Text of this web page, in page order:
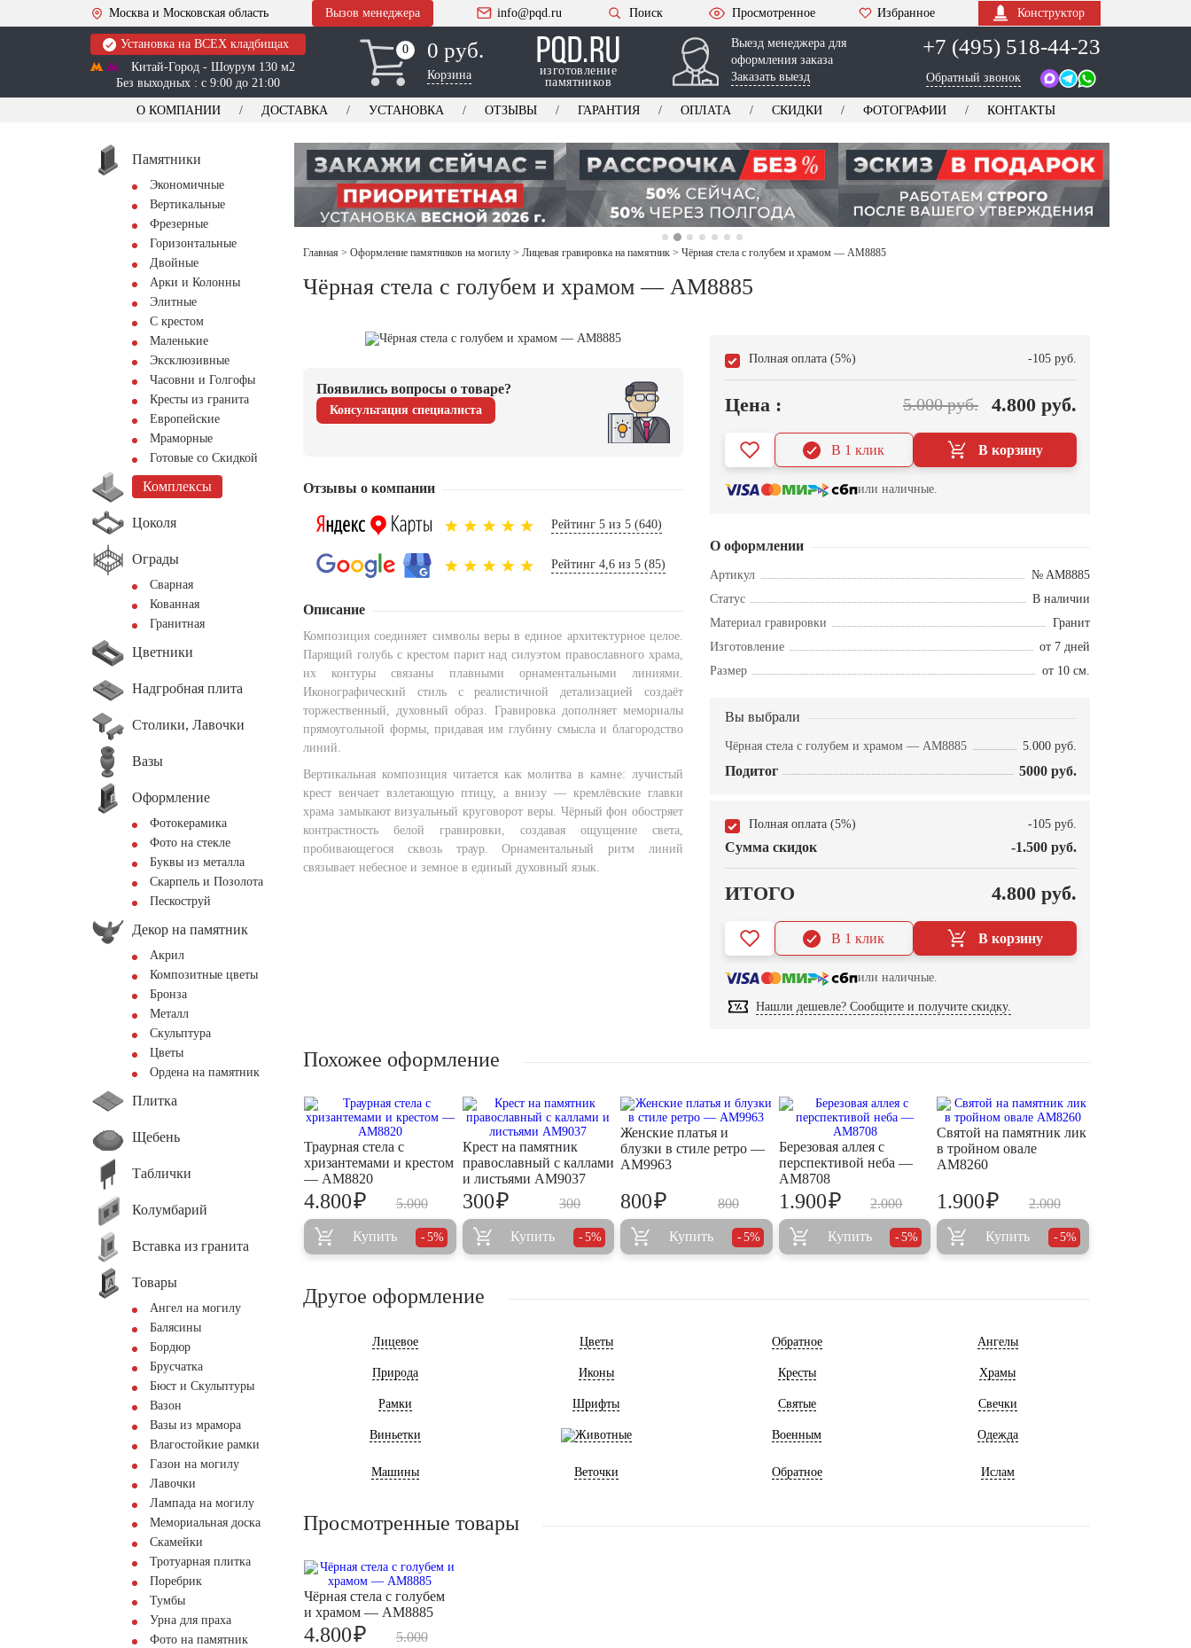
Москва и Московская область Вызов менеджера info@pqd.ru Поиск Просмотренное Избранное Конструктор
Установка на ВСЕХ кладбищах
Китай-Город - Шоурум 130 м2
Без выходных : с 9:00 до 21:00
0
0 0 руб.
Корзина
изготовление
памятников
Выезд менеджера для
оформления заказа
Заказать выезд
+7 (495) 518-44-23
Обратный звонок
О КОМПАНИИ ДОСТАВКА УСТАНОВКА ОТЗЫВЫ ГАРАНТИЯ ОПЛАТА СКИДКИ ФОТОГРАФИИ КОНТАКТЫ
Памятники
Экономичные
Вертикальные
Фрезерные
Горизонтальные
Двойные
Арки и Колонны
Элитные
С крестом
Маленькие
Эксклюзивные
Часовни и Голгофы
Кресты из гранита
Европейские
Мраморные
Готовые со Скидкой
Комплексы
Цоколя
Ограды
Сварная
Кованная
Гранитная
Цветники
Надгробная плита
Столики, Лавочки
Вазы
Оформление
Фотокерамика
Фото на стекле
Буквы из металла
Скарпель и Позолота
Пескоструй
Декор на памятник
Акрил
Композитные цветы
Бронза
Металл
Скульптура
Цветы
Ордена на памятник
Плитка
Щебень
Таблички
Колумбарий
Вставка из гранита
Товары
Ангел на могилу
Балясины
Бордюр
Брусчатка
Бюст и Скульптуры
Вазон
Вазы из мрамора
Влагостойкие рамки
Газон на могилу
Лавочки
Лампада на могилу
Мемориальная доска
Скамейки
Тротуарная плитка
Поребрик
Тумбы
Урна для праха
Фото на памятник
Главная > Оформление памятников на могилу > Лицевая гравировка на памятник > Чёрная стела с голубем и храмом — AM8885
Чёрная стела с голубем и храмом — AM8885
Появились вопросы о товаре?
Консультация специалиста
Отзывы о компании
Рейтинг 5 из 5 (640)
Рейтинг 4,6 из 5 (85)
Описание
Композиция соединяет символы веры в единое архитектурное целое.
Парящий голубь с крестом парит над силуэтом православного храма,
их контуры связаны плавными орнаментальными линиями.
Иконографический стиль с реалистичной детализацией создаёт
торжественный, духовный образ. Гравировка дополняет мемориалы
прямоугольной формы, придавая им глубину смысла и благородство
линий.
Вертикальная композиция читается как молитва в камне: лучистый
крест венчает взлетающую птицу, а внизу — кремлёвские главки
храма замыкают визуальный круговорот веры. Чёрный фон обостряет
контрастность белой гравировки, создавая ощущение света,
пробивающегося сквозь траур. Орнаментальный ритм линий
связывает небесное и земное в единый духовный язык.
Полная оплата (5%) -105 руб.
Цена : 5.000 руб. 4.800 руб.
В корзину
В 1 клик
или наличные.
О оформлении
Артикул
№ AM8885
Статус
В наличии
Материал гравировки
Гранит
Изготовление
от 7 дней
Размер
от 10 см.
Вы выбрали
Чёрная стела с голубем и храмом — AM8885 5.000 руб.
Подитог 5000 руб.
Полная оплата (5%) -105 руб.
Сумма скидок -1.500 руб.
ИТОГО 4.800 руб.
В корзину
В 1 клик
или наличные.
Нашли дешевле? Сообщите и получите скидку.
Похожее оформление
Траурная стела с
хризантемами и крестом
— AM8820
5.000
4.800₽
Купить 5%
Крест на памятник
православный с каллами
и листьями AM9037
300
300₽
Купить 5%
Женские платья и
блузки в стиле ретро —
AM9963
800
800₽
Купить 5%
Березовая аллея с
перспективой неба —
AM8708
2.000
1.900₽
Купить 5%
Святой на памятник лик
в тройном овале
AM8260
2.000
1.900₽
Купить 5%
Другое оформление
Лицевое Цветы Обратное Ангелы
Природа Иконы Кресты Храмы
Рамки Шрифты Святые Свечки
Виньетки Животные Военным Одежда
Машины Веточки Обратное Ислам
Просмотренные товары
Чёрная стела с голубем
и храмом — AM8885
5.000
4.800₽